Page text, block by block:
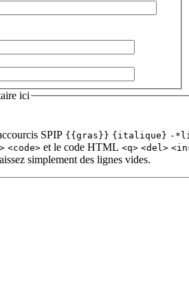
ici
SPIP {{gras}} {italique} -
<code> et le code HTML <q> <del>
simplement des lignes vides.